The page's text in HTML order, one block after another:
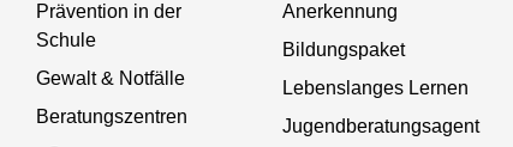
Prävention in der
Schule
Gewalt & Notfälle
Beratungszentren
Anerkennung
Bildungspaket
Lebenslanges Lernen
Jugendberatungsagent